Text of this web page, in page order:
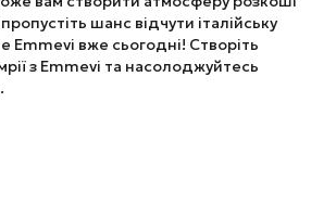
шанс відчути італійську
Emmevi вже сьогодні! Створіть
з Emmevi та насолоджуйтесь